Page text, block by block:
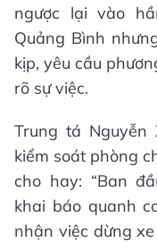
ngược lại vào
Quảng Bình
kịp, yêu cầu
rõ sự việc.
Trung tá Nguyễn
kiểm soát phòng
cho hay: “Ban
khai báo quanh
nhận việc dừng